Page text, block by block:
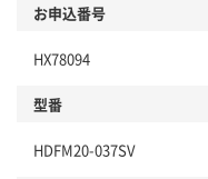
お申込番号
HX78094
型番
HDFM20-037SV